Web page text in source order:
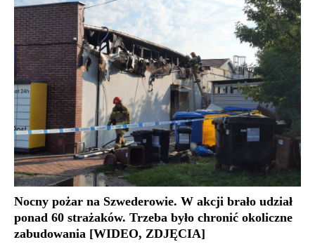
Nocny pożar na Szwederowie. W akcji brało udział
ponad 60 strażaków. Trzeba było chronić okoliczne
zabudowania [WIDEO, ZDJĘCIA]